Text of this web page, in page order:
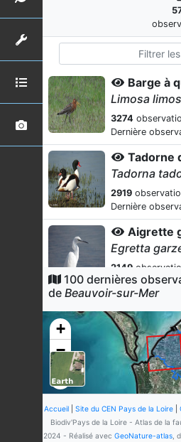
Barge à
Limosa
3274
Dernière
Tadorne
Tadorna
2919
Dernière
Aigrette
Egretta
2149
Dernière
Anas
2075
Dernière
1758
2070
100 dernières
de Beauvoir-sur-Mer
+
−
Accueil Site du CEN Pays de la Loire
Biodiv'Pays de la Loire - Atlas de la
2024 - Réalisé avec GeoNature-atlas,